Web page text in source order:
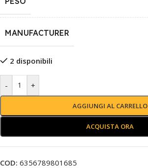
MANUFACTURER
2 disponibili
- +
AGGIUNGI AL CARRELLO
ACQUISTA ORA
COD: 6356789801685